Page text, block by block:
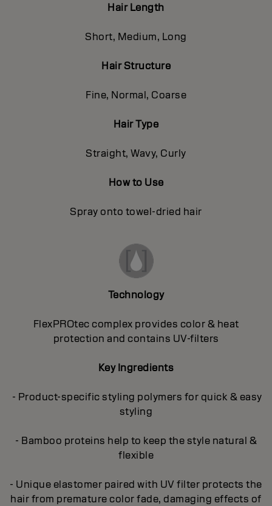
Hair Length
Short, Medium, Long
Hair Structure
Fine, Normal, Coarse
Hair Type
Straight, Wavy, Curly
How to Use
Spray onto towel-dried hair
Technology
FlexPROtec complex provides color & heat
protection and contains UV-filters
Key Ingredients
- Product-specific styling polymers for quick & easy
styling
- Bamboo proteins help to keep the style natural &
flexible
- Unique elastomer paired with UV filter protects the
hair from premature color fade, damaging effects of